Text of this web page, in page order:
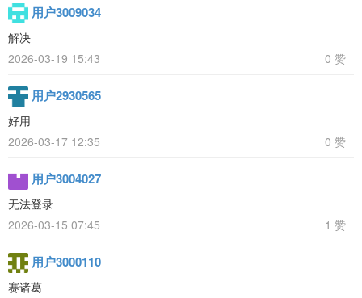
用户3009034
解决
2026-03-19 15:43
0 赞
用户2930565
好用
2026-03-17 12:35
0 赞
用户3004027
无法登录
2026-03-15 07:45
1 赞
用户3000110
赛诸葛